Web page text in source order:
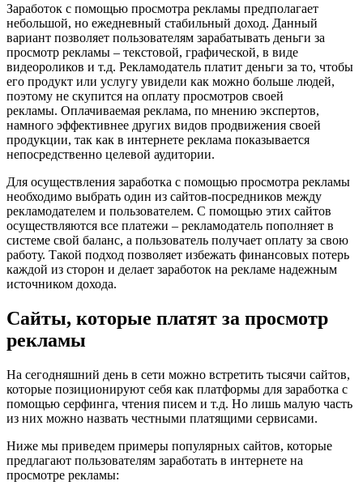
Заработок с помощью просмотра рекламы предполагает
небольшой, но ежедневный стабильный доход. Данный
вариант позволяет пользователям зарабатывать деньги за
просмотр рекламы – текстовой, графической, в виде
видеороликов и т.д. Рекламодатель платит деньги за то, чтобы
его продукт или услугу увидели как можно больше людей,
поэтому не скупится на оплату просмотров своей
рекламы. Оплачиваемая реклама, по мнению экспертов,
намного эффективнее других видов продвижения своей
продукции, так как в интернете реклама показывается
непосредственно целевой аудитории.
Для осуществления заработка с помощью просмотра рекламы
необходимо выбрать один из сайтов-посредников между
рекламодателем и пользователем. С помощью этих сайтов
осуществляются все платежи – рекламодатель пополняет в
системе свой баланс, а пользователь получает оплату за свою
работу. Такой подход позволяет избежать финансовых потерь
каждой из сторон и делает заработок на рекламе надежным
источником дохода.
Сайты, которые платят за просмотр
рекламы
На сегодняшний день в сети можно встретить тысячи сайтов,
которые позиционируют себя как платформы для заработка с
помощью серфинга, чтения писем и т.д. Но лишь малую часть
из них можно назвать честными платящими сервисами.
Ниже мы приведем примеры популярных сайтов, которые
предлагают пользователям заработать в интернете на
просмотре рекламы: